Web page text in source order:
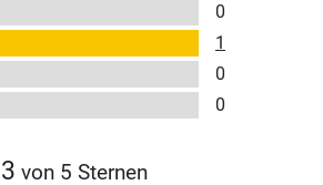
0
1
0
0
3 von 5 Sternen